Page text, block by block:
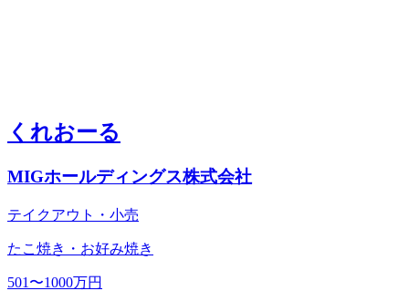
くれおーる
MIGホールディングス株式会社
テイクアウト・小売
たこ焼き・お好み焼き
501〜1000万円